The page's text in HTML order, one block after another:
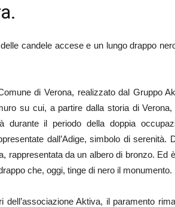
candele accese e un lungo drappo
di Verona, realizzato dal Gruppo
su cui, a partire dalla storia di
durante il periodo della doppia
dall’Adige, simbolo di
rappresentata da un albero di bronzo. Ed
che, oggi, tinge di nero il monumento.
dell’associazione Aktiva, il paramento